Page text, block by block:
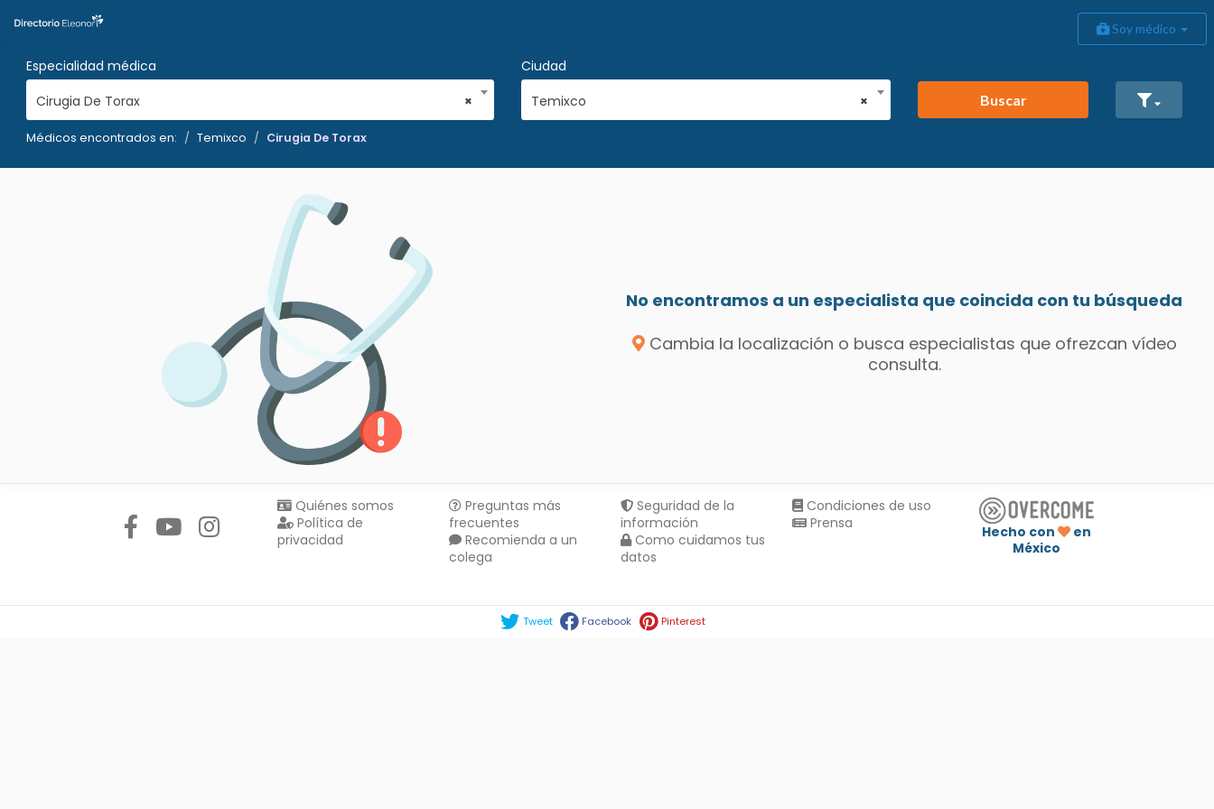
Soy médico
Especialidad médica
×
Cirugia De Torax
Ciudad
×
Temixco Buscar
Médicos encontrados en: Temixco Cirugia De Torax
No encontramos a un especialista que coincida con tu búsqueda
Cambia la localización o busca especialistas que ofrezcan vídeo
consulta.
Quiénes somos
Política de
privacidad
Preguntas más
frecuentes
Recomienda a un
colega
Seguridad de la
información
Como cuidamos tus
datos
Condiciones de uso
Prensa
Hecho con
en
México
Tweet Facebook Pinterest